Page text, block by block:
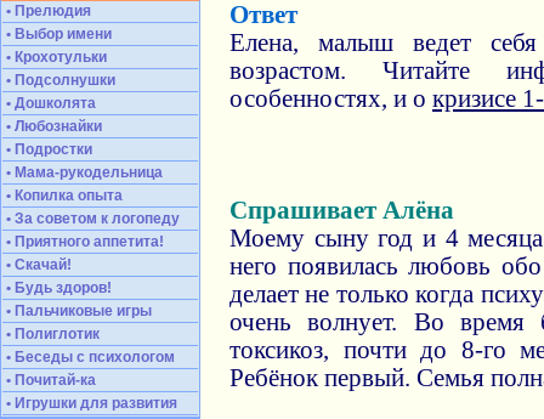
• Прелюдия
• Выбор имени
• Крохотульки
• Подсолнушки
• Дошколята
• Любознайки
• Подростки
• Мама-рукодельница
• Копилка опыта
• За советом к логопеду
• Приятного аппетита!
• Скачай!
• Будь здоров!
• Пальчиковые игры
• Полиглотик
• Беседы с психологом
• Почитай-ка
• Игрушки для развития
Ответ
Елена, малыш ведет
возрастом. Читайте
особенностях, и о кризисе
Спрашивает Алёна
Моему сыну год и 4
него появилась любовь
делает не только когда
очень волнует. Во время
токсикоз, почти до 8-го
Ребёнок первый. Семья